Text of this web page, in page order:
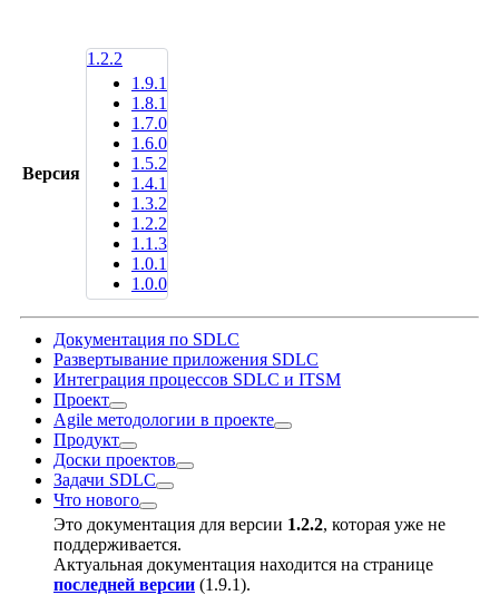
Версия
1.2.2
1.9.1
1.8.1
1.7.0
1.6.0
1.5.2
1.4.1
1.3.2
1.2.2
1.1.3
1.0.1
1.0.0
Документация по SDLC
Развертывание приложения SDLC
Интеграция процессов SDLC и ITSM
Проект
Agile методологии в проекте
Продукт
Доски проектов
Задачи SDLC
Что нового
Это документация для версии 1.2.2, которая уже не
поддерживается.
Актуальная документация находится на странице
последней версии (1.9.1).